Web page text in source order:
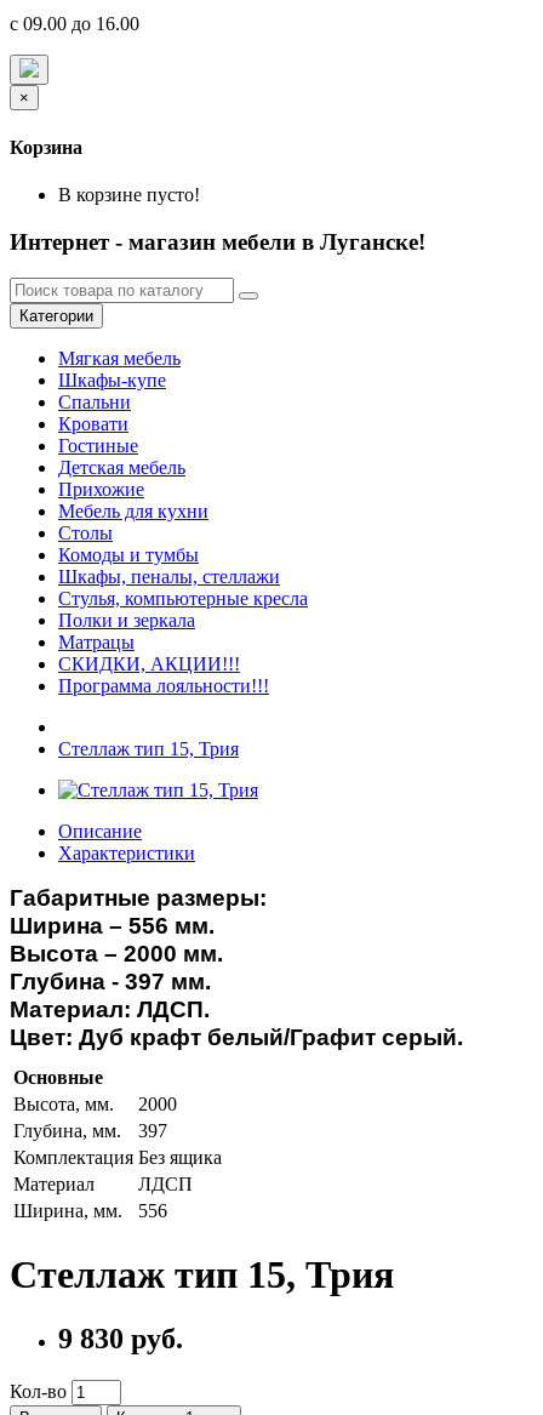
с 09.00 до 16.00
×
Корзина
В корзине пусто!
Интернет - магазин мебели в Луганске!
Категории
Мягкая мебель
Шкафы-купе
Спальни
Кровати
Гостиные
Детская мебель
Прихожие
Мебель для кухни
Столы
Комоды и тумбы
Шкафы, пеналы, стеллажи
Стулья, компьютерные кресла
Полки и зеркала
Матрацы
СКИДКИ, АКЦИИ!!!
Программа лояльности!!!
Стеллаж тип 15, Трия
Описание
Характеристики
Габаритные размеры:
Ширина – 556 мм.
Высота – 2000 мм.
Глубина - 397 мм.
Материал: ЛДСП.
Цвет: Дуб крафт белый/Графит серый.
Основные
Высота, мм.
2000
Глубина, мм.
397
Комплектация Без ящика
Материал
ЛДСП
Ширина, мм.
556
Стеллаж тип 15, Трия
9 830 руб.
Кол-во